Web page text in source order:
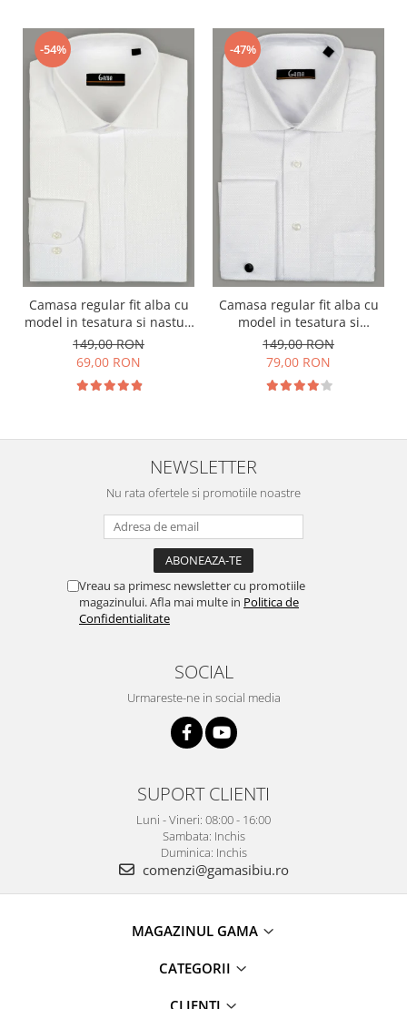
-54%
Camasa regular fit alba cu
model in tesatura si nasturi
ascunsi
149,00 RON
69,00 RON
-47%
Camasa regular fit alba cu
model in tesatura si
manseta dubla
149,00 RON
79,00 RON
NEWSLETTER
Nu rata ofertele si promotiile noastre
Vreau sa primesc newsletter cu promotiile
magazinului. Afla mai multe in Politica de
Confidentialitate
SOCIAL
Urmareste-ne in social media
SUPORT CLIENTI
Luni - Vineri: 08:00 - 16:00
Sambata: Inchis
Duminica: Inchis
comenzi@gamasibiu.ro
MAGAZINUL GAMA
CATEGORII
CLIENTI